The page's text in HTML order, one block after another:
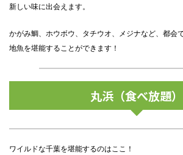
新しい味に出会えます。
かがみ鯛、ホウボウ、タチウオ、メジナなど、都会
地魚を堪能することができます！
丸浜（食べ放題）
ワイルドな千葉を堪能するのはここ！